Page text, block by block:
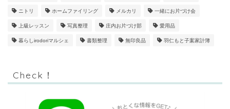
ニトリ ホームファイリング メルカリ 一緒にお片づけ会
上級レッスン 写真整理 庄内お片づけ部 愛用品
暮らしirodoriマルシェ 書類整理 無印良品 羽仁もと子案家計簿
Check！